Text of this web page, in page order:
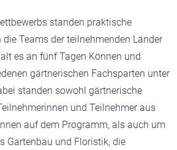
standen praktische
Teams der teilnehmenden Länder
es an fünf Tagen Können und
gärtnerischen Fachsparten unter
standen sowohl gärtnerische
und Teilnehmer aus
auf dem Programm, als auch um
Gartenbau und Floristik, die